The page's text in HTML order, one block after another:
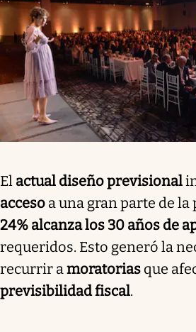
El actual diseño previsional
acceso a una gran parte de
24% alcanza los 30 años de
requeridos. Esto generó la
recurrir a moratorias que
previsibilidad fiscal.